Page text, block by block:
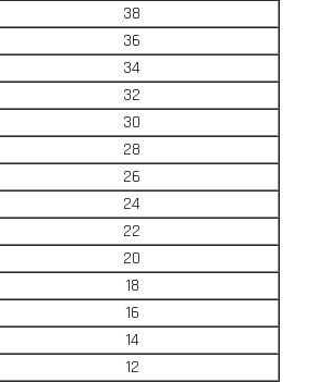
38
36
34
32
30
28
26
24
22
20
18
16
14
12